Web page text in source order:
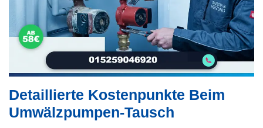
Detaillierte Kostenpunkte Beim
Umwälzpumpen-Tausch